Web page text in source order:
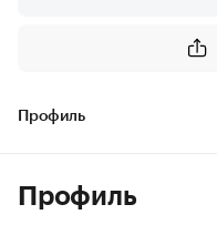
Профиль
Профиль